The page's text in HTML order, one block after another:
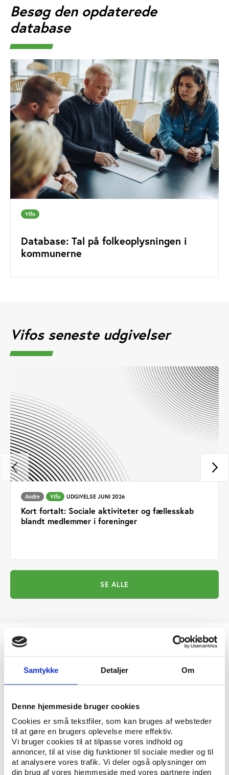
Samtykke Detaljer Om
Denne hjemmeside bruger cookies
Cookies er små tekstfiler, som kan bruges af websteder
til at gøre en brugers oplevelse mere effektiv.
Vi bruger cookies til at tilpasse vores indhold og
annoncer, til at vise dig funktioner til sociale medier og til
at analysere vores trafik. Vi deler også oplysninger om
din brug af vores hjemmeside med vores partnere inden
Besøg den opdaterede
database
Vifo
Database: Tal på folkeoplysningen i
kommunerne
Vifos seneste udgivelser
Andre Vifo UDGIVELSE JUNI 2026
Kort fortalt: Sociale aktiviteter og fællesskab
blandt medlemmer i foreninger
SE ALLE
Fakta om folkeoplysningens
områder